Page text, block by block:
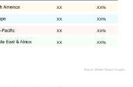
XX%
XX
XX%
XX
XX%
XX
XX%
XX